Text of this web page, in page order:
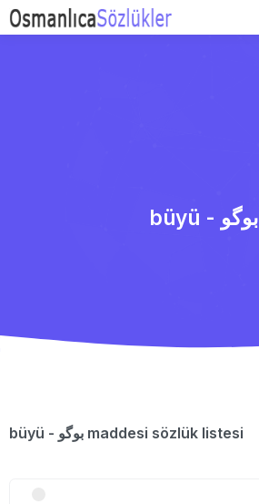
büyü - بوگو
büyü - بوگو maddesi sözlük listesi